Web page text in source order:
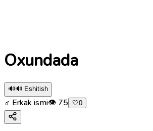
Oxundada
🔊🔊 Eshitish
♂ Erkak ismi👁 75 🤍0